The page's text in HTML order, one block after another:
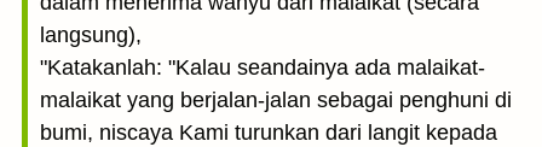
langsung),
"Katakanlah: "Kalau seandainya ada malaikat-
malaikat yang berjalan-jalan sebagai penghuni di
bumi, niscaya Kami turunkan dari langit kepada